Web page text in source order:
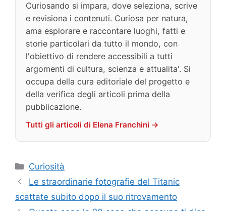
Curiosando si impara, dove seleziona, scrive
e revisiona i contenuti. Curiosa per natura,
ama esplorare e raccontare luoghi, fatti e
storie particolari da tutto il mondo, con
l'obiettivo di rendere accessibili a tutti
argomenti di cultura, scienza e attualita'. Si
occupa della cura editoriale del progetto e
della verifica degli articoli prima della
pubblicazione.
Tutti gli articoli di Elena Franchini →
Categorie
Curiosità
Le straordinarie fotografie del Titanic
scattate subito dopo il suo ritrovamento